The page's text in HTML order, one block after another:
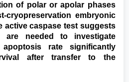
of polar or apolar phases
cryopreservation embryonic
active caspase test suggests
are needed to investigate
rate significantly
after transfer to the